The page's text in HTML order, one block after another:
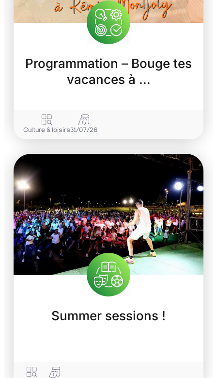
Programmation – Bouge tes
vacances à …
Culture & loisirs31/07/26
Summer sessions !